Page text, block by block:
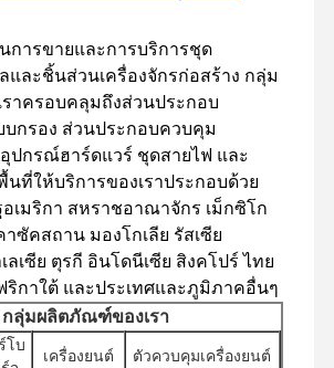
นส์
าร์
า
ส์
การขายและการบริการชุด
และชิ้นส่วนเครื่องจักรก่อสร้าง กลุ่ม
าครอบคลุมถึงส่วนประกอบ
บกรอง ส่วนประกอบควบคุม
ปกรณ์ฮาร์ดแวร์ ชุดสายไฟ และ
ที่ให้บริการของเราประกอบด้วย
เมริกา สหราชอาณาจักร เม็กซิโก
าซัคสถาน มองโกเลีย รัสเซีย
ลเซีย ตุรกี อินโดนีเซีย สิงคโปร์ ไทย
ริกาใต้ และประเทศและภูมิภาคอื่นๆ
กลุ่มผลิตภัณฑ์ของเรา
โบ
เครื่องยนต์ ตัวควบคุมเครื่องยนต์